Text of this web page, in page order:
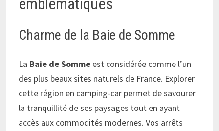
emblématiques
Charme de la Baie de Somme
La Baie de Somme est considérée comme l’un
des plus beaux sites naturels de France. Explorer
cette région en camping-car permet de savourer
la tranquillité de ses paysages tout en ayant
accès aux commodités modernes. Vos arrêts